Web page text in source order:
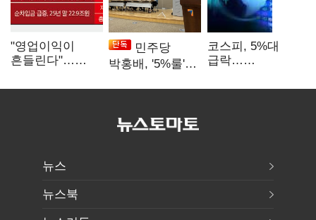
"영업이익이
흔들린다"…
18에 취약
민주당
박홍배, '5%룰'
법제화 추진
코스피, 5%대
급락…
발동
뉴스
뉴스북